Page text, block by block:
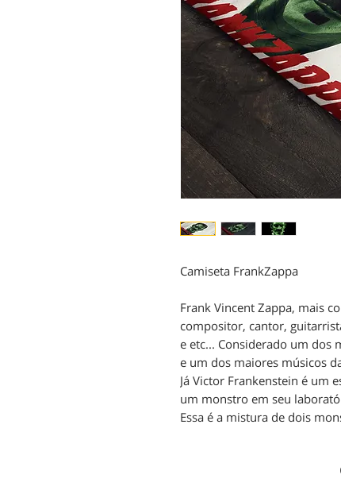
Camiseta FrankZappa
Frank Vincent Zappa, mais
compositor, cantor,
e etc... Considerado um dos
e um dos maiores músicos
Já Victor Frankenstein é um
um monstro em seu
Essa é a mistura de dois